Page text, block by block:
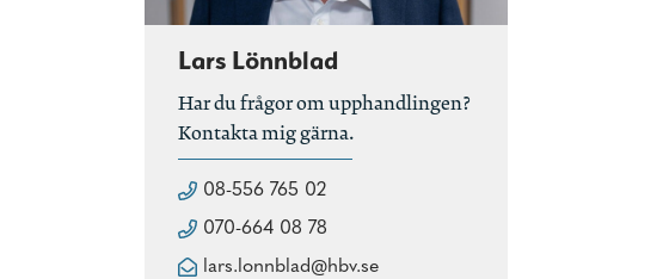
Lars Lönnblad
Har du frågor om upphandlingen?
Kontakta mig gärna.
08-556 765 02
070-664 08 78
lars.lonnblad@hbv.se